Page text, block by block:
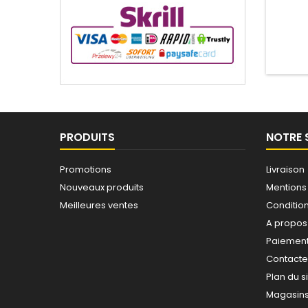
PRODUITS
Promotions
Nouveaux produits
Meilleures ventes
NOTRE
Livraison
A propos
Plan du
Magasins